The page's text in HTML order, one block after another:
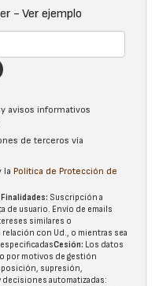
- Ver ejemplo
avisos informativos
de terceros vía
la Política de Protección de
Finalidades: Suscripción a
de usuario. Envío de emails
similares o
relación con Ud., o mientras sea
Cesión: Los datos
por motivos de gestión
supresión,
automatizadas: